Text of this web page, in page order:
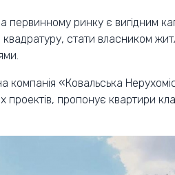
первинному ринку є вигідним
стати власником
компанія «Ковальська
пропонує квартири